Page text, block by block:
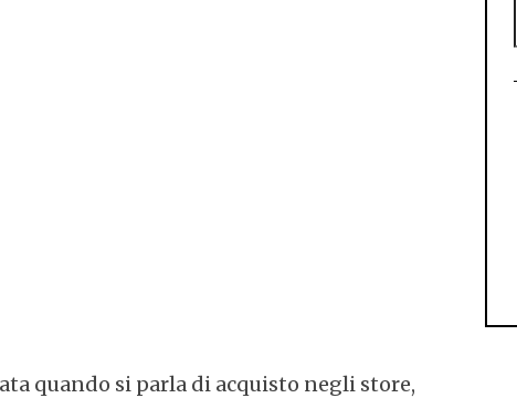
quando si parla di acquisto negli store,